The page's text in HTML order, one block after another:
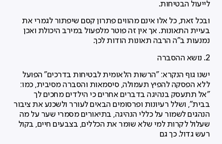
לייעול הבטיחות.
ובכל זאת, כל אלו אינם מהווים פתרון קסם שיפתור לגמרי את
בעיית התאונות. אך אין זה פוטר מלפעול במירב היכולת ואכן
נמנעות ב"ה הרבה תאונות הודות לכך.
2. נושא ההסברה
ישנו גוף הנקרא: "הרשות הלאומית לבטיחות בדרכים" הפועל
ללא הפסקה להפיץ תעמולה, סיסמאות והסברה מסיבית, כמו:
"אל תתעסק בנהיגה בדברים אחרים כי הילדים מחכים לך
בבית", ושלל רעיונות ופרסומים הבאים לעורר ולשכנע את ציבור
הנהגים לשמור על כללי הנהיגה, בתיאורים מסמרי שער על מה
שעלול לקרות למי שלא שומר את הכללים, בצבעים חיים, בקול
רעש גדול. כך גם